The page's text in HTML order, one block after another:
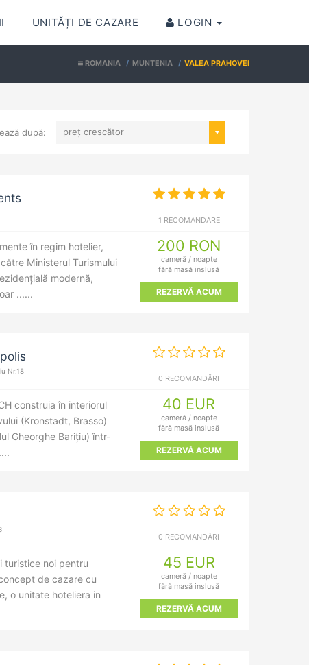
(CURRENT)
UNITĂȚI DE CAZARE LOGIN
ROMANIA MUNTENIA VALEA PRAHOVEI
preț crescător
după:
1 RECOMANDARE
în regim hotelier,
Ministerul Turismului
modernă,
......
200 RON
cameră / noapte
fără masă inslusă
REZERVĂ ACUM
Nr.18
0 RECOMANDĂRI
construia în interiorul
(Kronstadt, Brasso)
Gheorghe Barițiu) într-
40 EUR
cameră / noapte
fără masă inslusă
REZERVĂ ACUM
0 RECOMANDĂRI
turistice noi pentru
de cazare cu
o unitate hoteliera in
45 EUR
cameră / noapte
fără masă inslusă
REZERVĂ ACUM